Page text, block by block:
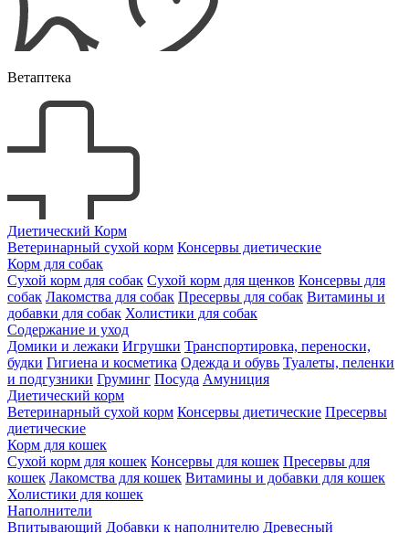
Ветаптека
Диетический Корм
Ветеринарный сухой корм Консервы диетические
Корм для собак
Сухой корм для собак Сухой корм для щенков Консервы для
собак Лакомства для собак Пресервы для собак Витамины и
добавки для собак Холистики для собак
Содержание и уход
Домики и лежаки Игрушки Транспортировка, переноски,
будки Гигиена и косметика Одежда и обувь Туалеты, пеленки
и подгузники Груминг Посуда Амуниция
Диетический корм
Ветеринарный сухой корм Консервы диетические Пресервы
диетические
Корм для кошек
Сухой корм для кошек Консервы для кошек Пресервы для
кошек Лакомства для кошек Витамины и добавки для кошек
Холистики для кошек
Наполнители
Впитывающий Добавки к наполнителю Древесный